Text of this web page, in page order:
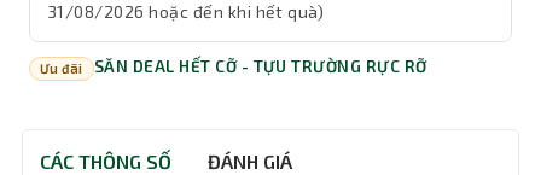
31/08/2026 hoặc đến khi hết quà)
Ưu đãi SĂN DEAL HẾT CỠ - TỰU TRƯỜNG RỰC RỠ
CÁC THÔNG SỐ ĐÁNH GIÁ